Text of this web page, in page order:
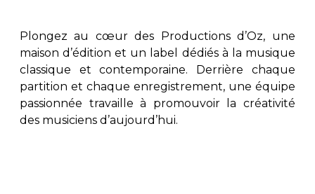
Plongez au cœur des Productions d’Oz, une
maison d’édition et un label dédiés à la musique
classique et contemporaine. Derrière chaque
partition et chaque enregistrement, une équipe
passionnée travaille à promouvoir la créativité
des musiciens d’aujourd’hui.